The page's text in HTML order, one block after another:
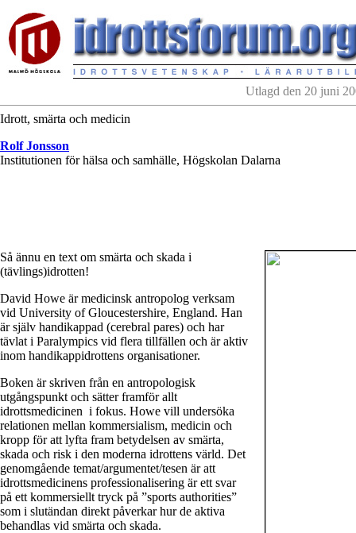
Utlagd den 20 juni
Idrott, smärta och medicin
Rolf Jonsson
Institutionen för hälsa och samhälle, Högskolan Dalarna
Så ännu en text om smärta och skada i
(tävlings)idrotten!
David Howe är medicinsk antropolog verksam
vid University of Gloucestershire, England. Han
är själv handikappad (cerebral pares) och har
tävlat i Paralympics vid flera tillfällen och är aktiv
inom handikappidrottens organisationer.
Boken är skriven från en antropologisk
utgångspunkt och sätter framför allt
idrottsmedicinen i fokus. Howe vill undersöka
relationen mellan kommersialism, medicin och
kropp för att lyfta fram betydelsen av smärta,
skada och risk i den moderna idrottens värld. Det
genomgående temat/argumentet/tesen är att
idrottsmedicinens professionalisering är ett svar
på ett kommersiellt tryck på ”sports authorities”
som i slutändan direkt påverkar hur de aktiva
behandlas vid smärta och skada.